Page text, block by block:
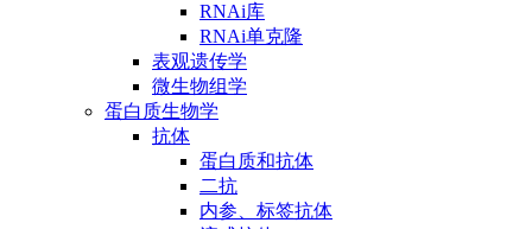
RNAi库
RNAi单克隆
表观遗传学
微生物组学
蛋白质生物学
抗体
蛋白质和抗体
二抗
内参、标签抗体